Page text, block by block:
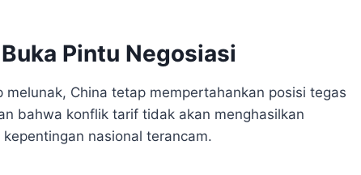
Pintu Negosiasi
China tetap mempertahankan posisi tegas
bahwa konflik tarif tidak akan menghasilkan
nasional terancam.